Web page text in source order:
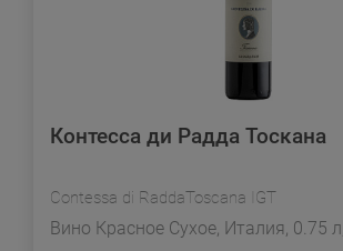
Контесса ди Радда Тоскана
Contessa di RaddaToscana IGT
Вино Красное Сухое, Италия, 0.75